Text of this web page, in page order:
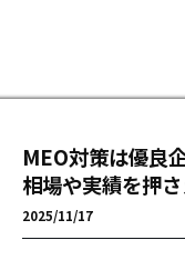
MEO対策は優良
相場や実績を押
2025/11/17